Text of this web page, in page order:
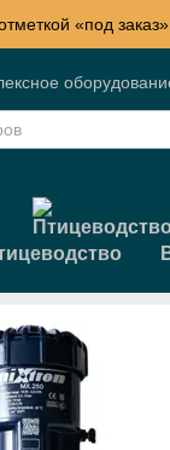
«под
информация
Блог